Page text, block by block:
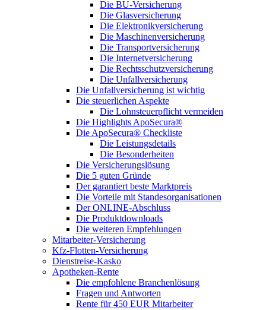
Die BU-Versicherung
Die Glasversicherung
Die Elektronikversicherung
Die Maschinenversicherung
Die Transportversicherung
Die Internetversicherung
Die Rechtsschutzversicherung
Die Unfallversicherung
Die Unfallversicherung ist wichtig
Die steuerlichen Aspekte
Die Lohnsteuerpflicht vermeiden
Die Highlights ApoSecura®
Die ApoSecura® Checkliste
Die Leistungsdetails
Die Besonderheiten
Die Versicherungslösung
Die 5 guten Gründe
Der garantiert beste Marktpreis
Die Vorteile mit Standesorganisationen
Der ONLINE-Abschluss
Die Produktdownloads
Die weiteren Empfehlungen
Mitarbeiter-Versicherung
Kfz-Flotten-Versicherung
Dienstreise-Kasko
Apotheken-Rente
Die empfohlene Branchenlösung
Fragen und Antworten
Rente für 450 EUR Mitarbeiter